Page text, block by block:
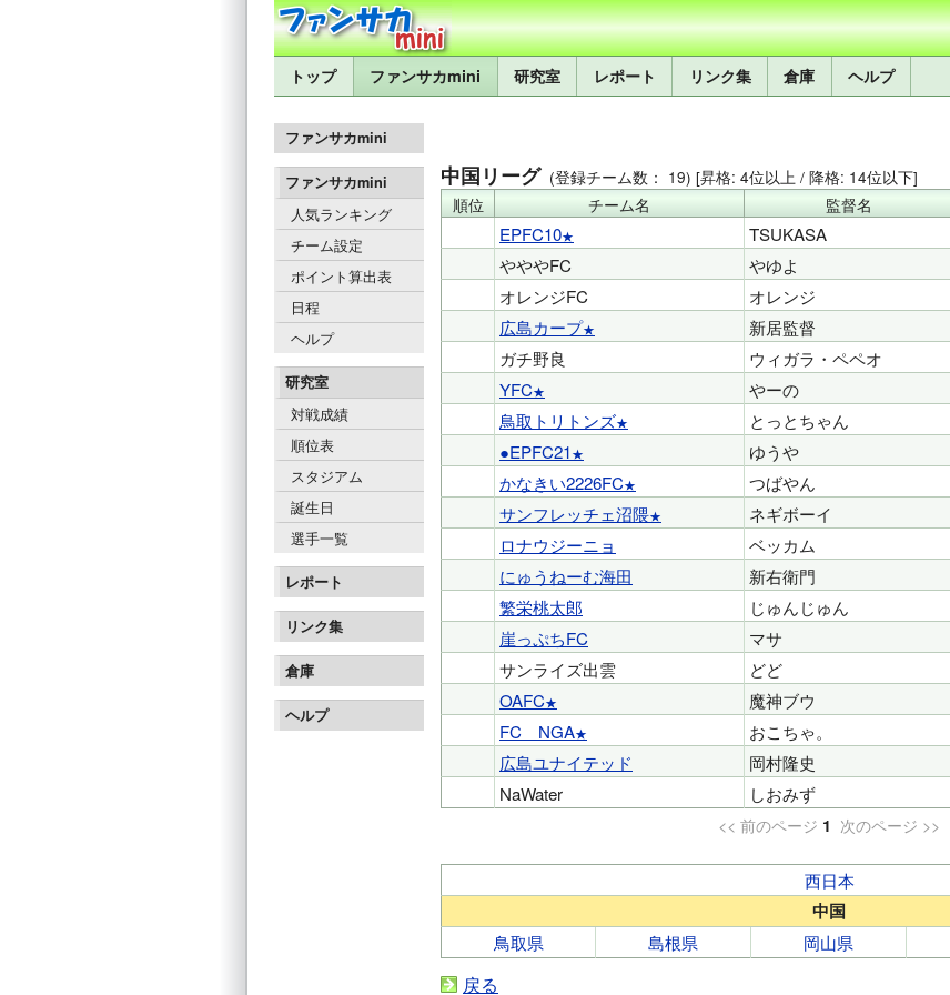
トップ ファンサカmini 研究室 レポート リンク集 倉庫 ヘルプ
ファンサカmini
ファンサカmini
人気ランキング
チーム設定
ポイント算出表
日程
ヘルプ
研究室
対戦成績
順位表
スタジアム
誕生日
選手一覧
レポート
リンク集
倉庫
ヘルプ
中国リーグ (登録チーム数： 19) [昇格: 4位以上 / 降格: 14位以下]
順位 チーム名 監督名
EPFC10
TSUKASA
やややFC
やゆよ
オレンジFC
オレンジ
広島カープ
新居監督
ガチ野良
ウィガラ・ペペオ
YFC
やーの
鳥取トリトンズ
とっとちゃん
●EPFC21
ゆうや
かなきい2226FC
つばやん
サンフレッチェ沼隈
ネギボーイ
ロナウジーニョ
ベッカム
にゅうねーむ海田
新右衛門
繁栄桃太郎
じゅんじゅん
崖っぷちFC
マサ
サンライズ出雲
どど
OAFC
魔神ブウ
FC　NGA
おこちゃ。
広島ユナイテッド
岡村隆史
NaWater
しおみず
<< 前のページ 1 次のページ >>
西日本
中国
鳥取県 島根県 岡山県
戻る